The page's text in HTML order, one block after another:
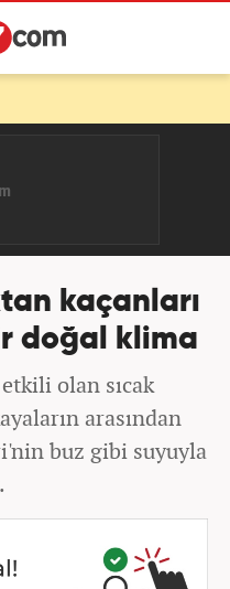
kaçanları
doğal klima
olan sıcak
arasından
buz gibi suyuyla